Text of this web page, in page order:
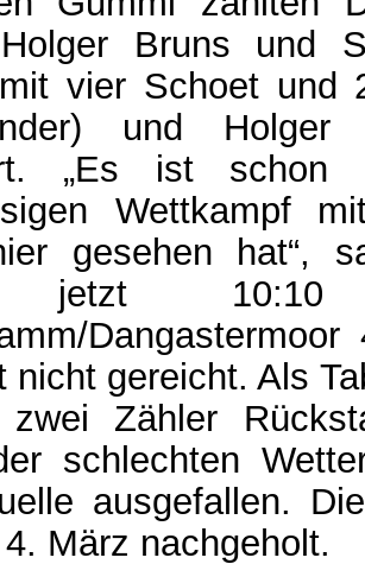
Bruns und
vier Schoet und
und Holger
„Es ist
Wettkampf
gesehen hat“,
jetzt 10:10
nicht gereicht. Als
zwei Zähler
schlechten
ausgefallen.
März nachgeholt.